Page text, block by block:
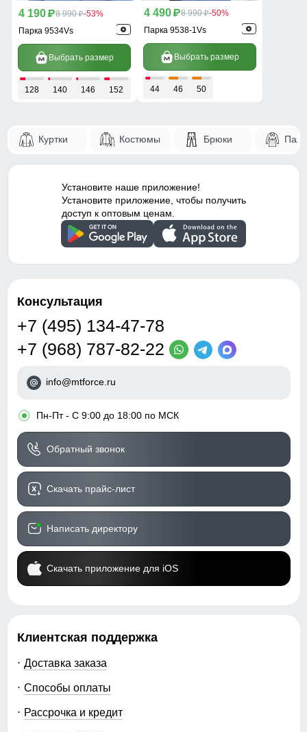
4 190 p8 990 p-53%
Парка 9534Vs
Выбрать размер
128 140 146 152 158
4 490 p8 990 p-50%
Парка 9538-1Vs
Выбрать размер
44 46 50
Куртки Костюмы Брюки
Установите наше приложение!
Установите приложение, чтобы получить
доступ к оптовым ценам.
Консультация
+7 (495) 134-47-78
+7 (968) 787-82-22
info@mtforce.ru
• Пн-Пт - С 9:00 до 18:00 по МСК
Обратный звонок
Скачать прайс-лист
Написать директору
Скачать приложение для iOS
Клиентская поддержка
Доставка заказа
Способы оплаты
Рассрочка и кредит